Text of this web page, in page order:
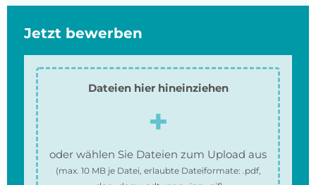
Jetzt bewerben
Dateien hier hineinziehen
oder wählen Sie Dateien zum Upload aus
(max. 10 MBje Datei, erlaubte Dateiformate: .pdf,